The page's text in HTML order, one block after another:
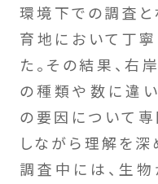
環境下での調査と
育地において丁
た。その結果、右
の種類や数に違
の要因について
しながら理解を深
調査中には、生